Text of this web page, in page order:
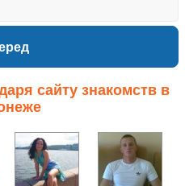
сайту знакомств в